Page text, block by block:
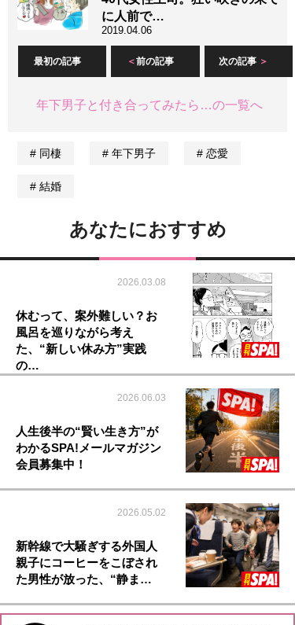
に人前で…
2019.04.06
最初の記事 前の記事 次の記事
年下男子と付き合ってみたら…の一覧へ
同棲 年下男子 恋愛
結婚
あなたにおすすめ
2026.03.08
休むって、案外難しい？お
風呂を巡りながら考え
た、“新しい休み方”実践
の…
2026.06.03
人生後半の“賢い生き方”が
わかるSPA!メールマガジン
会員募集中！
2026.05.02
新幹線で大騒ぎする外国人
親子にコーヒーをこぼされ
た男性が放った、“静ま…